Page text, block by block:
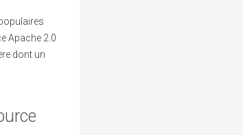
Apache 2.0
dont un